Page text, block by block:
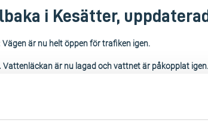
i Kesätter, uppdaterad
Vägen är nu helt öppen för trafiken igen.
Vattenläckan är nu lagad och vattnet är påkopplat